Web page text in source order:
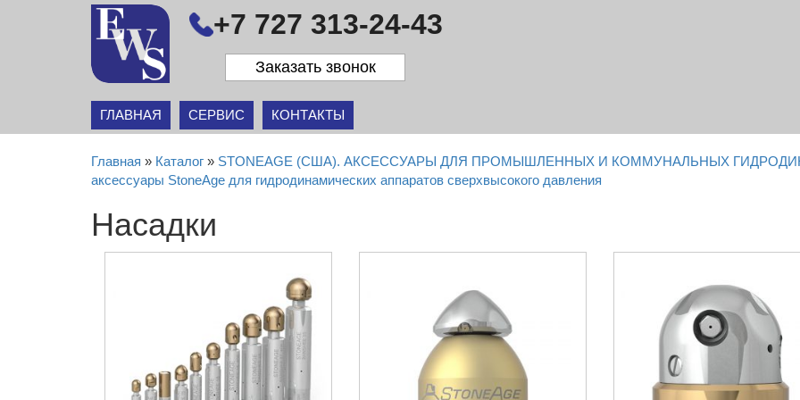
ГЛАВНАЯ СЕРВИС КОНТАКТЫ
+7 727 313-24-43
Заказать звонок
Главная » Каталог » STONEAGE (США). АКСЕССУАРЫ ДЛЯ ПРОМЫШЛЕННЫХ И КОММУНАЛЬНЫХ
аксессуары StoneAge для гидродинамических аппаратов сверхвысокого давления
Насадки